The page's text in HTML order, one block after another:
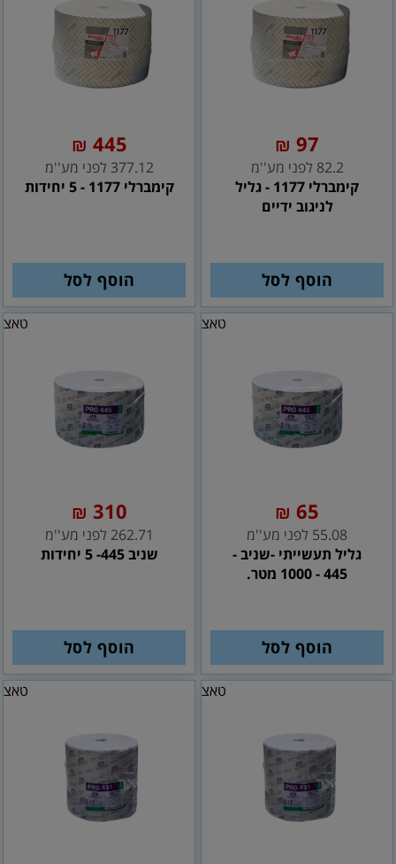
97
₪
82.2 לפני מע''מ
קימברלי 1177 - גליל
לניגוב ידיים
הוסף לסל
445
₪
377.12 לפני מע''מ
קימברלי 1177 - 5 יחידות
הוסף לסל
טאצ
65
₪
55.08 לפני מע''מ
גליל תעשייתי -שניב -
445 - 1000 מטר.
הוסף לסל
טאצ
310
₪
262.71 לפני מע''מ
שניב 445- 5 יחידות
הוסף לסל
טאצ טאצ